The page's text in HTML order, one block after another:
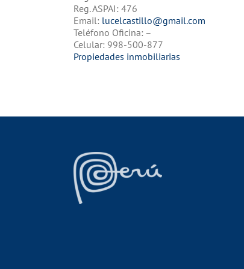
Reg. ASPAI: 476
Email: lucelcastillo@gmail.com
Teléfono Oficina: –
Celular: 998-500-877
Propiedades inmobiliarias